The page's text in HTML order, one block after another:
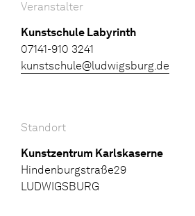
Veranstalter
Kunstschule Labyrinth
07141-910 3241
kunstschule@ludwigsburg.de
Standort
Kunstzentrum Karlskaserne
Hindenburgstraße29
LUDWIGSBURG